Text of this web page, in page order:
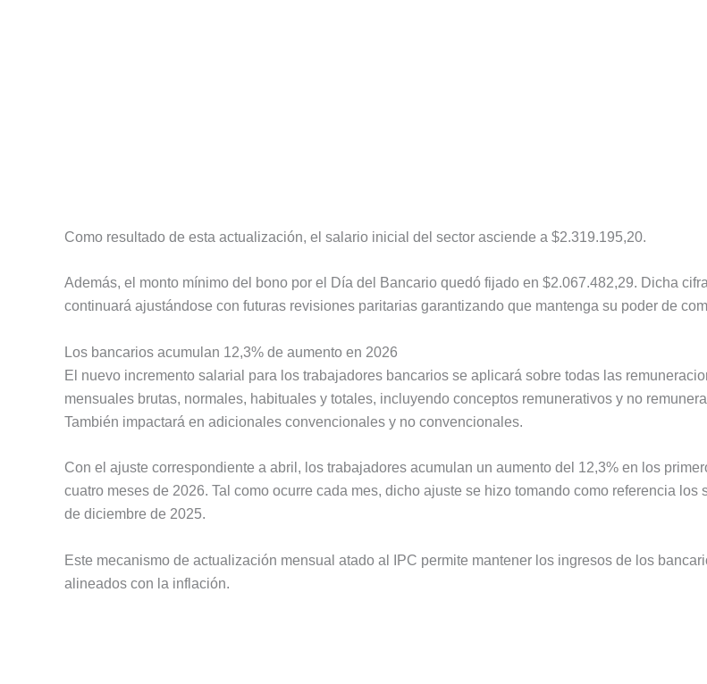
Como resultado de esta actualización, el salario inicial del sector asciende a $2.319.195,20.
Además, el monto mínimo del bono por el Día del Bancario quedó fijado en $2.067.482,29. Dicha cifra
continuará ajustándose con futuras revisiones paritarias garantizando que mantenga su poder de
Los bancarios acumulan 12,3% de aumento en 2026
El nuevo incremento salarial para los trabajadores bancarios se aplicará sobre todas las
mensuales brutas, normales, habituales y totales, incluyendo conceptos remunerativos y no
También impactará en adicionales convencionales y no convencionales.
Con el ajuste correspondiente a abril, los trabajadores acumulan un aumento del 12,3% en los
cuatro meses de 2026. Tal como ocurre cada mes, dicho ajuste se hizo tomando como referencia los
de diciembre de 2025.
Este mecanismo de actualización mensual atado al IPC permite mantener los ingresos de los
alineados con la inflación.